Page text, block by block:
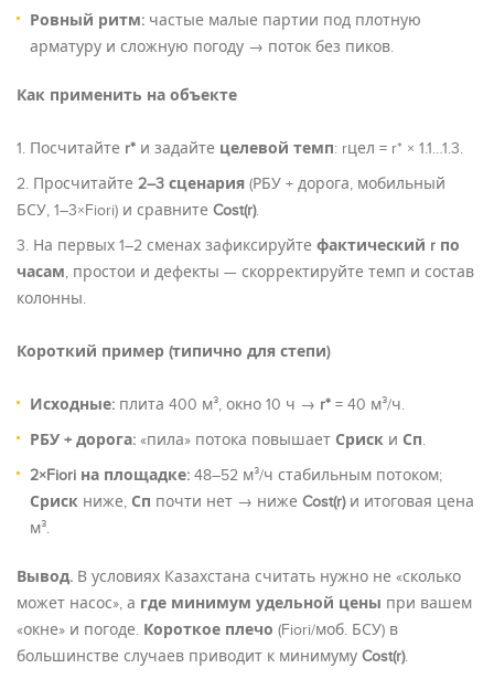
Ровный ритм: частые малые партии под плотную
арматуру и сложную погоду → поток без пиков.
Как применить на объекте
Посчитайте r* и задайте целевой темп: rцел = r* × 1.1…1.3.
Просчитайте 2–3 сценария (РБУ + дорога, мобильный
БСУ, 1–3×Fiori) и сравните Cost(r).
На первых 1–2 сменах зафиксируйте фактический r по
часам, простои и дефекты — скорректируйте темп и состав
колонны.
Короткий пример (типично для степи)
Исходные: плита 400 м³, окно 10 ч → r* = 40 м³/ч.
РБУ + дорога: «пила» потока повышает Сриск и Сп.
2×Fiori на площадке: 48–52 м³/ч стабильным потоком;
Сриск ниже, Сп почти нет → ниже Cost(r)и итоговая цена
м³.
Вывод. В условиях Казахстана считать нужно не «сколько
может насос», а где минимум удельной цены при вашем
«окне» и погоде. Короткое плечо (Fiori/моб. БСУ) в
большинстве случаев приводит к минимуму Cost(r).